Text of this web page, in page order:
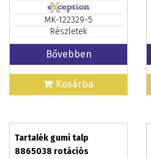
MK-122329-5
Részletek
Bővebben
Kosárba
Tartalék gumi talp
8865038 rotációs